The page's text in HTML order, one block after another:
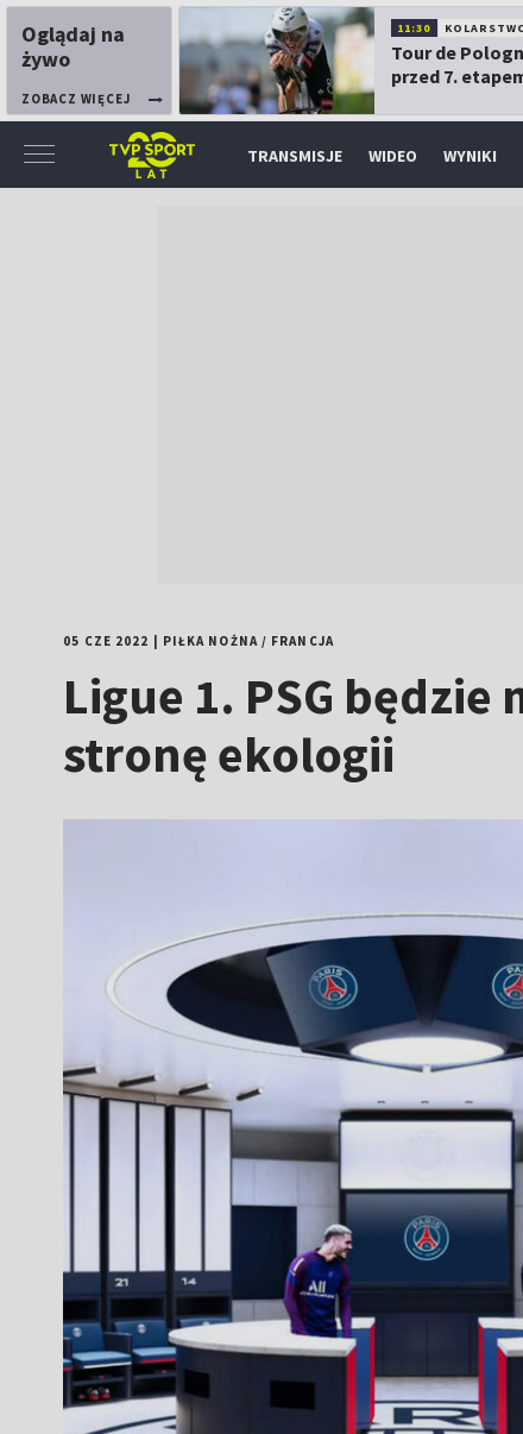
Oglądaj na
żywo
ZOBACZ WIĘCEJ
11:30
Tour de
przed 7.
TRANSMISJE WIDEO WYNIKI
05 CZE 2022 PIŁKA NOŻNA/ FRANCJA
Ligue 1. PSG
stronę ekologii